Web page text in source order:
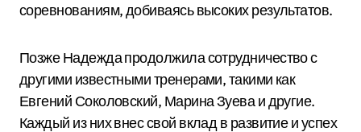
соревнованиям, добиваясь высоких результатов.
Позже Надежда продолжила сотрудничество с
другими известными тренерами, такими как
Евгений Соколовский, Марина Зуева и другие.
Каждый из них внес свой вклад в развитие и успех